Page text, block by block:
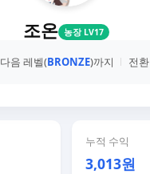
조온 농장 LV17
다음 레벨(BRONZE)까지 전환
누적 수익
3,013원